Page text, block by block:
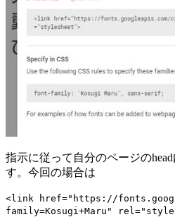
指示に従って自分のページの
す。今回の場合は
<link href="https://
family=Kosugi+Maru "